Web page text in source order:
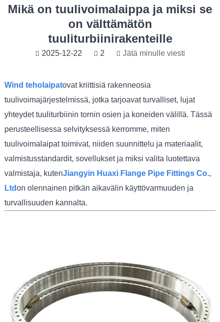
Mikä on tuulivoimalaippa ja miksi se
on välttämätön
tuuliturbiinirakenteille
2025-12-22 2 Jätä minulle viesti
Wind teholaipatovat kriittisiä rakenneosia
tuulivoimajärjestelmissä, jotka tarjoavat turvalliset, lujat
yhteydet tuuliturbiinin tornin osien ja koneiden välillä. Tässä
perusteellisessa selvityksessä kerromme, miten
tuulivoimalaipat toimivat, niiden suunnittelu ja materiaalit,
valmistusstandardit, sovellukset ja miksi valita luotettava
valmistaja, kutenJiangyin Huaxi Flange Pipe Fittings Co.,
Ltdon olennainen pitkän aikavälin käyttövarmuuden ja
turvallisuuden kannalta.